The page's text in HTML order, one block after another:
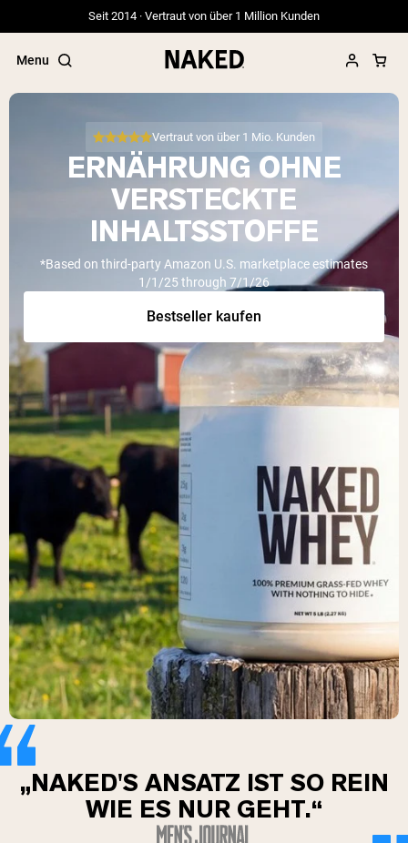
Seit 2014 · Vertraut von über 1 Million Kunden
Menu
Beliebte Suchbegriffe
”Protein Powder“
”Overnight Oats“
”Vegan protein“
”Collagen“
”Micellar Casein“
Vertraut von über 1 Mio. Kunden
ERNÄHRUNG OHNE
VERSTECKTE
INHALTSSTOFFE
*Based on third-party Amazon U.S. marketplace estimates
1/1/25 through 7/1/26
Bestseller kaufen
„NAKED'S ANSATZ IST SO REIN
WIE ES NUR GEHT.“